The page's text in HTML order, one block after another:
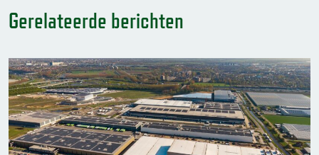
Gerelateerde berichten